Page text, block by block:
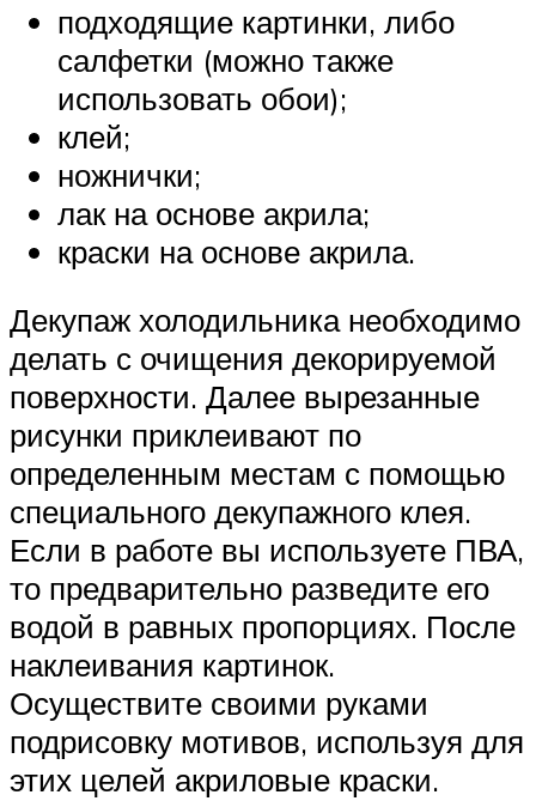
подходящие картинки, либо
салфетки (можно также
использовать обои);
клей;
ножнички;
лак на основе акрила;
краски на основе акрила.
Декупаж холодильника необходимо
делать с очищения декорируемой
поверхности. Далее вырезанные
рисунки приклеивают по
определенным местам с помощью
специального декупажного клея.
Если в работе вы используете ПВА,
то предварительно разведите его
водой в равных пропорциях. После
наклеивания картинок.
Осуществите своими руками
подрисовку мотивов, используя для
этих целей акриловые краски.